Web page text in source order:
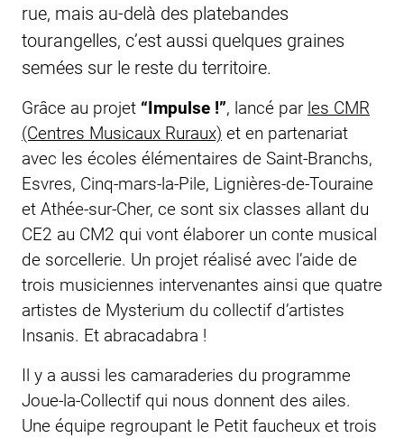
rue, mais au-delà des platebandes
tourangelles, c’est aussi quelques graines
semées sur le reste du territoire.
Grâce au projet “Impulse !”, lancé par les CMR
(Centres Musicaux Ruraux) et en partenariat
avec les écoles élémentaires de Saint-Branchs,
Esvres, Cinq-mars-la-Pile, Lignières-de-Touraine
et Athée-sur-Cher, ce sont six classes allant du
CE2 au CM2 qui vont élaborer un conte musical
de sorcellerie. Un projet réalisé avec l’aide de
trois musiciennes intervenantes ainsi que quatre
artistes de Mysterium du collectif d’artistes
Insanis. Et abracadabra !
Il y a aussi les camaraderies du programme
Joue-la-Collectif qui nous donnent des ailes.
Une équipe regroupant le Petit faucheux et trois